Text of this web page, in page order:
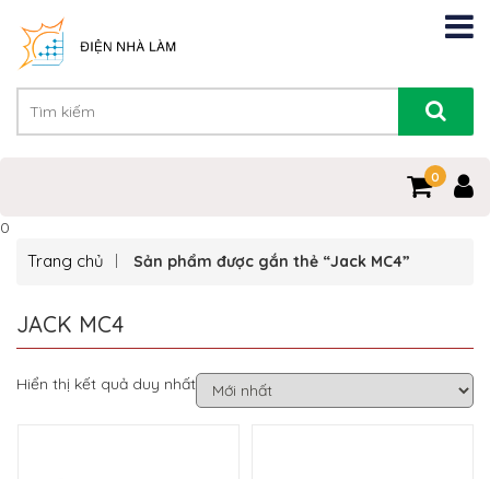
0
0
Trang chủ Sản phẩm được gắn thẻ “Jack MC4”
JACK MC4
Hiển thị kết quả duy nhất